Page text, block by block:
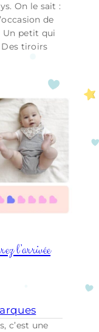
On le sait :
de
Un petit qui
Des tiroirs
l’arrivée
c’est une